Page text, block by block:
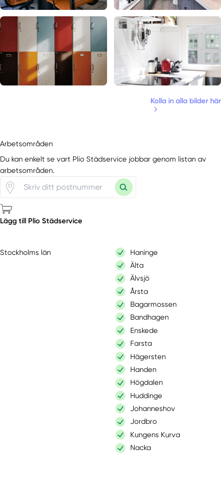
Kolla in alla bilder här
Arbetsområden
Du kan enkelt se vart Plio Städservice jobbar genom listan av
arbetsområden.
Lägg till Plio Städservice
Stockholms län
Haninge
Älta
Älvsjö
Årsta
Bagarmossen
Bandhagen
Enskede
Farsta
Hägersten
Handen
Högdalen
Huddinge
Johanneshov
Jordbro
Kungens Kurva
Nacka